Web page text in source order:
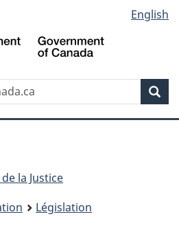
au
contenu
propos
de
la
HTML
simplifiée
English
la Justice
Législation